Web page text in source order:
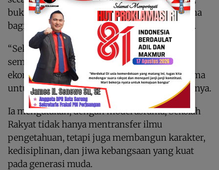
buku, asrama, dan kebutuhan harian, terutama
bagi anak-anak dari keluarga kurang mampu.
“Sekolah ini dirancang untuk memastikan
semua anak, terlepas dari latar belakang
ekonomi, mendapatkan kesempatan yang sama
untuk mengenyam pendidikan terbaik,” katanya.
Ia mengatakan, dengan model asrama, Sekolah
Rakyat tidak hanya mentransfer ilmu
pengetahuan, tetapi juga membangun karakter,
kedisiplinan, dan jiwa kebangsaan yang kuat
pada generasi muda.